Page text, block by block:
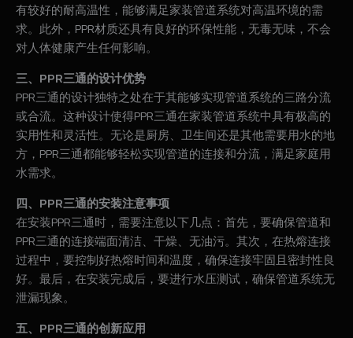
有较好的耐高温性，能够满足家装管道系统对高温环境的需
求。此外，PPR材质还具有良好的环保性能，无毒无味，不会
对人体健康产生任何影响。
三、PPR三通的设计优势
PPR三通的设计独特之处在于其能够实现管道系统的三路分流
或合流。这种设计使得PPR三通在家装管道系统中具有极高的
实用性和灵活性。无论是厨房、卫生间还是其他需要用水的地
方，PPR三通都能够轻松实现管道的连接和分流，满足家庭用
水需求。
四、PPR三通的安装注意事项
在安装PPR三通时，需要注意以下几点：首先，要确保管道和
PPR三通的连接端面清洁、干燥、无油污。其次，在热熔连接
过程中，要控制好热熔时间和温度，确保连接牢固且密封性良
好。最后，在安装完成后，要进行水压测试，确保管道系统无
泄漏现象。
五、PPR三通的创新应用